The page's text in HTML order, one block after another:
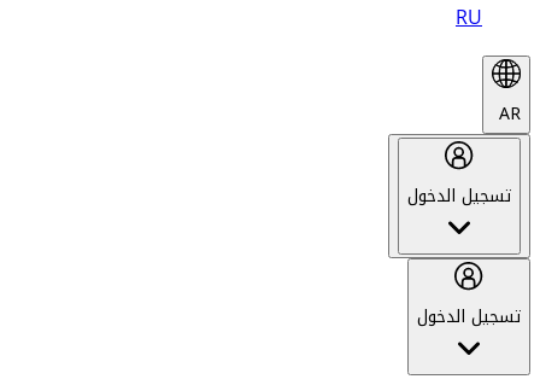
RU
AR
تسجيل الدخول
تسجيل الدخول